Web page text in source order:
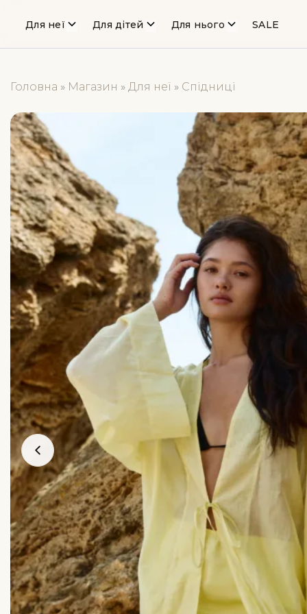
Для неї Для дітей Для нього SALE
Головна » Магазин » Для неї » Спідниці